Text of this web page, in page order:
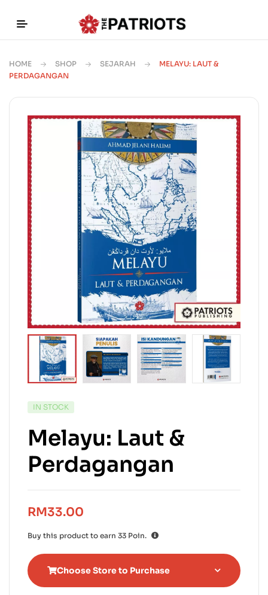
HOME SHOP SEJARAH
MELAYU: LAUT &
PERDAGANGAN
IN STOCK
Melayu: Laut &
Perdagangan
RM33.00
Buy this product to earn 33 Poin.
Choose Store to Purchase